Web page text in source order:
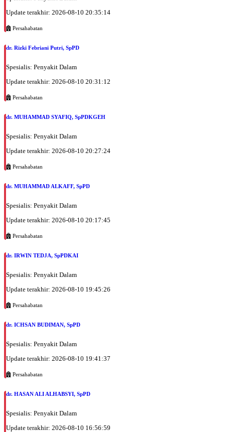
EKSEKUTIF
Jam 13:00 - 16:00
Jam 16:00 - 19:00
Jumat, 28/08/2026
EKSEKUTIF
Sabtu, 29/08/2026
EKSEKUTIF
Selasa, 01/09/2026
Jam 12:00 - 18:00
Jam 12:00 - 14:00
Rabu, 02/09/2026
EKSEKUTIF
Kamis, 03/09/2026
EKSEKUTIF
Kamis, 03/09/2026
Jam 16:00 - 19:00
Jam 13:00 - 18:00
Update terakhir: 2026-08-10 20:35:14
Persahabatan
dr. Rizki Febriani Putri, SpPD
Spesialis: Penyakit Dalam
Update terakhir: 2026-08-10 20:31:12
Persahabatan
dr. MUHAMMAD SYAFIQ, SpPDKGEH
Spesialis: Penyakit Dalam
Update terakhir: 2026-08-10 20:27:24
Persahabatan
dr. MUHAMMAD ALKAFF, SpPD
Spesialis: Penyakit Dalam
Update terakhir: 2026-08-10 20:17:45
Persahabatan
dr. IRWIN TEDJA, SpPDKAI
Spesialis: Penyakit Dalam
Update terakhir: 2026-08-10 19:45:26
Persahabatan
dr. ICHSAN BUDIMAN, SpPD
Spesialis: Penyakit Dalam
Update terakhir: 2026-08-10 19:41:37
Persahabatan
dr. HASAN ALI ALHABSYI, SpPD
Spesialis: Penyakit Dalam
Update terakhir: 2026-08-10 16:56:59